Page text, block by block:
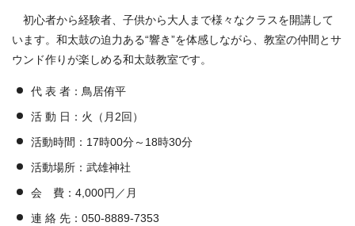
初心者から経験者、子供から大人まで様々なクラスを開講して
います。和太鼓の迫力ある“響き”を体感しながら、教室の仲間とサ
ウンド作りが楽しめる和太鼓教室です。
代 表 者：鳥居侑平
活 動 日：火（月2回）
活動時間：17時00分～18時30分
活動場所：武雄神社
会 費：4,000円／月
連 絡 先：050-8889-7353